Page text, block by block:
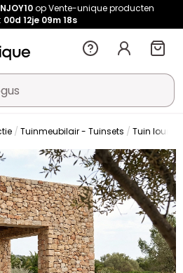
op Vente-unique producten
00d 12je 09m 18s
Tuinmeubilair - Tuinsets Tuin